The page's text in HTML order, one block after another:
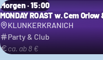
Morgen · 15:00
MONDAY ROAST w. Cem
KLUNKERKRANICH
Party & Club
ca. ab 8 €